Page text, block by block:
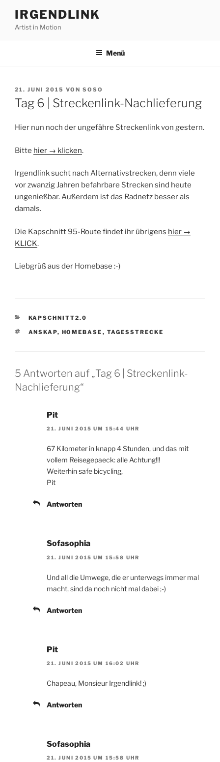
Inhalt
springen
IRGENDLINK
Artist in Motion
Menü
VERÖFFENTLICHT
AM
21. JUNI 2015 VON SOSO
Tag 6 | Streckenlink-Nachlieferung
Hier nun noch der ungefähre Streckenlink von gestern.
Bitte hier → klicken.
Irgendlink sucht nach Alternativstrecken, denn viele
vor zwanzig Jahren befahrbare Strecken sind heute
ungenießbar. Außerdem ist das Radnetz besser als
damals.
Die Kapschnitt 95-Route findet ihr übrigens hier →
KLICK.
Liebgrüß aus der Homebase :-)
KATEGORIEN
KAPSCHNITT2.0
SCHLAGWÖRTER
ANSKAP, HOMEBASE , TAGESSTRECKE
5 Antworten auf „Tag 6 | Streckenlink-
Nachlieferung“
Pit
21. JUNI 2015 UM 15:44 UHR
67 Kilometer in knapp 4 Stunden, und das mit
vollem Reisegepaeck: alle Achtung!!!
Weiterhin safe bicycling,
Pit
Antworten
Sofasophia
21. JUNI 2015 UM 15:58 UHR
Und all die Umwege, die er unterwegs immer mal
macht, sind da noch nicht mal dabei ;-)
Antworten
Pit
21. JUNI 2015 UM 16:02 UHR
Chapeau, Monsieur Irgendlink! ;)
Antworten
Sofasophia
21. JUNI 2015 UM 15:58 UHR